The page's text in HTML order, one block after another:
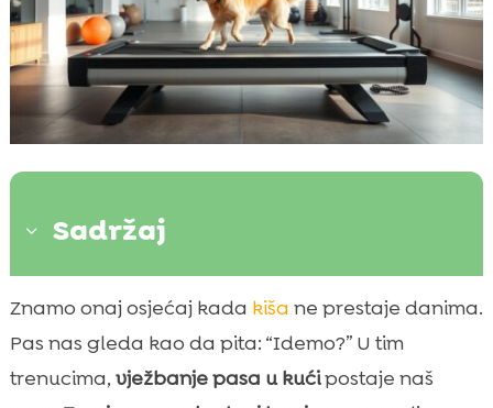
3 Sadržaj
 Što je pokretna traka za pse i kome je
namijenjena
Prednosti za zdravlje i kondiciju psa
Znamo onaj osjećaj kada kiša ne prestaje danima.
Pas nas gleda kao da pita: “Idemo?” U tim
trenucima, vježbanje pasa u kućipostaje naš